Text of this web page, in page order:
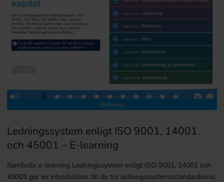
Boka nu
Ledningssystem enligt ISO 9001, 14001
och 45001 – E-learning
Rambolls e-learning Ledningssystem enligt ISO 9001, 14001 och
45001 ger en introduktion till de tre ledningssystemsstandarderna,